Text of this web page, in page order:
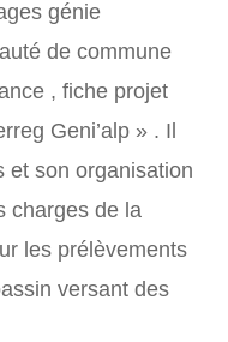
génie
de commune
, fiche projet
Geni’alp » . Il
et son organisation
charges de la
les prélèvements
versant des